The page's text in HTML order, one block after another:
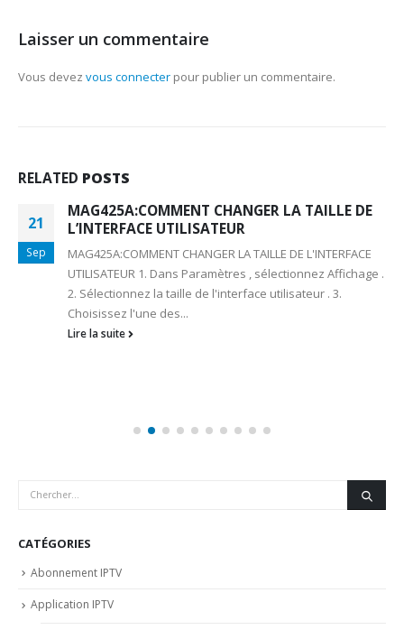
Laisser un commentaire
Vous devez vous connecter pour publier un commentaire.
RELATED POSTS
21
Sep
MAG425A:COMMENT CHANGER LA TAILLE DE
L’INTERFACE UTILISATEUR
MAG425A:COMMENT CHANGER LA TAILLE DE L'INTERFACE
UTILISATEUR 1. Dans Paramètres , sélectionnez Affichage .
2. Sélectionnez la taille de l'interface utilisateur . 3.
Choisissez l'une des...
Lire la suite
CATÉGORIES
Abonnement IPTV
Application IPTV